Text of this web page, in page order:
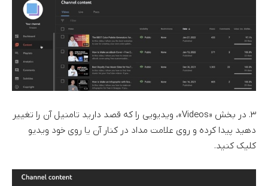
۳. در بخش «Videos»، ویدیویی را که قصد دارید تامنیل آن را تغییر
دهید پیدا کرده و روی علامت مداد در کنار آن یا روی خود ویدیو
کلیک کنید.